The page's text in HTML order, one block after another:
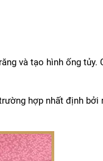
và tạo hình ống tủy.
hợp nhất định